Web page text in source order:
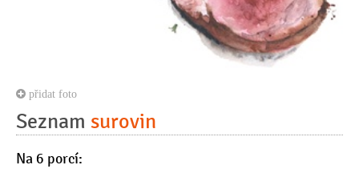
přidat foto
Seznam surovin
Na 6 porcí: